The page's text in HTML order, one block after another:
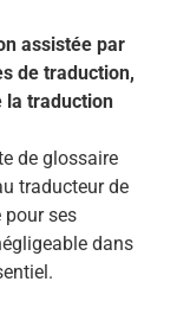
assistée par
de traduction,
la traduction
de glossaire
traducteur de
pour ses
dans